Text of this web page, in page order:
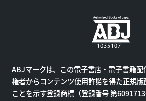
ABJマークは、この電子書店・電子書籍配
権者からコンテンツ使用許諾を得た正規
ことを示す登録商標（登録番号 第